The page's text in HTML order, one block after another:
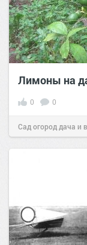
Лимоны на
0 0
Сад огород дача и
16 апр 2016